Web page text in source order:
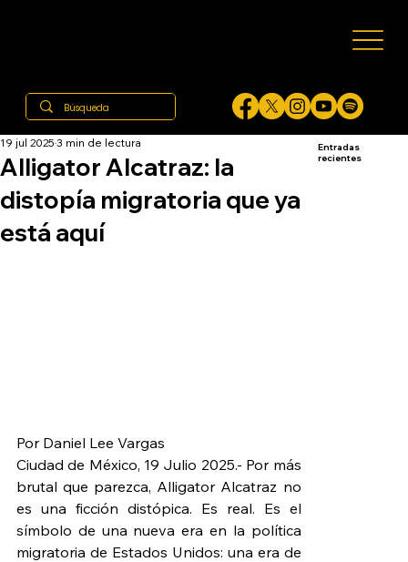
Alligator Alcatraz: la
distopía migratoria que ya
está aquí
19 jul 2025 3 min de lectura
Por Daniel Lee Vargas
Ciudad de México, 19 Julio 2025.- Por más
brutal que parezca, Alligator Alcatraz no
es una ficción distópica. Es real. Es el
símbolo de una nueva era en la política
migratoria de Estados Unidos: una era de
Entradas
recientes